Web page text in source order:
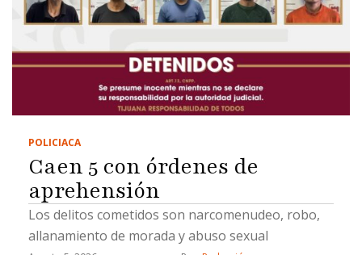
POLICIACA
Caen 5 con órdenes de
aprehensión
Los delitos cometidos son narcomenudeo, robo,
allanamiento de morada y abuso sexual